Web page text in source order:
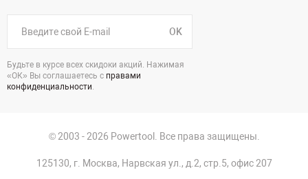
OK
Будьте в курсе всех скидоки акций. Нажимая
«ОК» Вы соглашаетесь с правами
конфиденциальности.
© 2003 - 2026 Powertool. Все права защищены.
125130, г. Москва, Нарвская ул., д.2, стр.5, офис 207